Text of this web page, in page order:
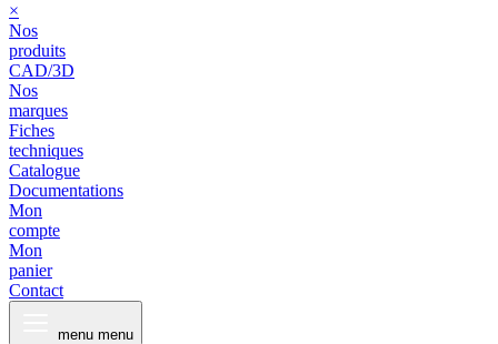
×
Nos
produits
CAD/3D
Nos
marques
Fiches
techniques
Catalogue
Documentations
Mon
compte
Mon
panier
Contact
menu menu